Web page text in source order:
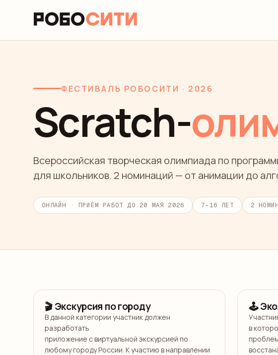
ФЕСТИВАЛЬ РОБОСИТИ · 2026
Scratch-
Всероссийская творческая олимпиада по
для школьников. 2 номинаций — от анимации до
ОНЛАЙН · ПРИЁМ РАБОТ ДО 20 МАЯ 2026 7–16 ЛЕТ 2
🎬Экскурсия по городу
В данной категории участник должен
разработать
приложение с виртуальной экскурсией по
любому городу России. К участию в направлении
🕹️
в